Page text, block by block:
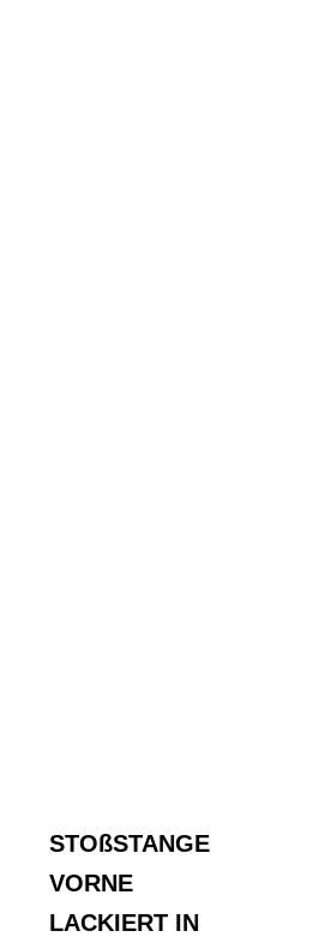
STOßSTANGE
VORNE
LACKIERT IN